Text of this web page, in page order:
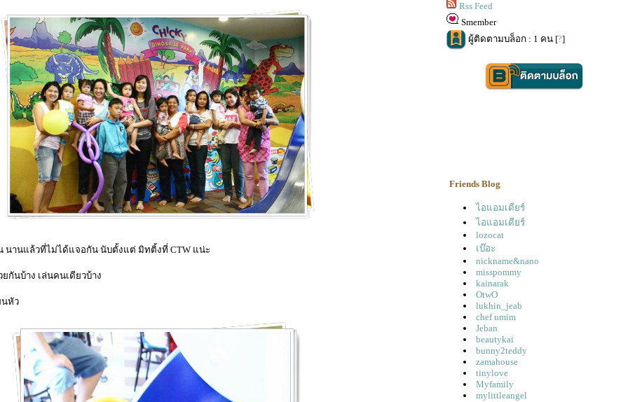
นานแล้วที่ไม่ได้แจอกัน นับตั้งแต่ มิทติ้งที่ CTW แน่ะ
กันบ้าง เล่นคนเดียวบ้าง
นหัว
Rss Feed
Smember
ผู้ติดตามบล็อก : 1 คน [?]
Friends Blog
ไอแอมเดียร์
ไอแอมเดียร์
lozocat
เบ๊อะ
nickname&nano
misspommy
kainarak
OtwO
lukhin_jeab
chef umim
Jeban
beautykai
bunny2teddy
zamahouse
tinylove
Myfamily
mylittleangel